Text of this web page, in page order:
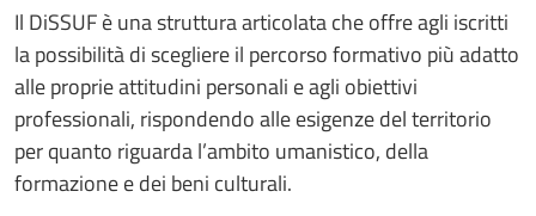
Il DiSSUF è una struttura articolata che offre agli iscritti
la possibilità di scegliere il percorso formativo più adatto
alle proprie attitudini personali e agli obiettivi
professionali, rispondendo alle esigenze del territorio
per quanto riguarda l’ambito umanistico, della
formazione e dei beni culturali.